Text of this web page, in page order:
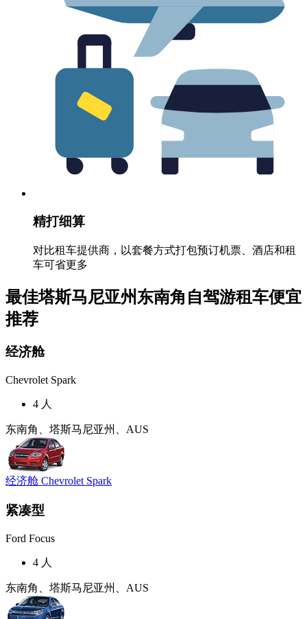
精打细算
对比租车提供商，以套餐方式打包预订机票、酒店和租
车可省更多
最佳塔斯马尼亚州东南角自驾游租车便宜
推荐
经济舱
Chevrolet Spark
4 人
东南角、塔斯马尼亚州、AUS
经济舱 Chevrolet Spark
紧凑型
Ford Focus
4 人
东南角、塔斯马尼亚州、AUS